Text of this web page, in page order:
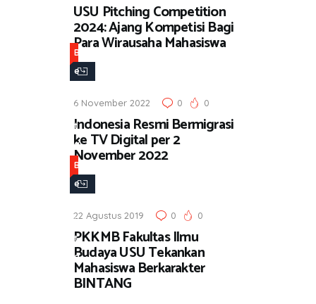
USU Pitching Competition
2024: Ajang Kompetisi Bagi
Para Wirausaha Mahasiswa
B
e
i
t
a
6 November 2022 0 0
Indonesia Resmi Bermigrasi
ke TV Digital per 2
November 2022
B
e
i
t
a
22 Agustus 2019 0 0
PKKMB Fakultas Ilmu
Budaya USU Tekankan
Mahasiswa Berkarakter
BINTANG